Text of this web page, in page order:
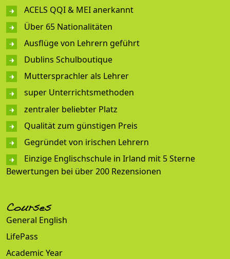
ACELS QQI & MEI anerkannt
Über 65 Nationalitäten
Ausflüge von Lehrern geführt
Dublins Schulboutique
Muttersprachler als Lehrer
super Unterrichtsmethoden
zentraler beliebter Platz
Qualität zum günstigen Preis
Gegründet von irischen Lehrern
Einzige Englischschule in Irland mit 5 Sterne
Bewertungen bei über 200 Rezensionen
Courses
General English
LifePass
Academic Year